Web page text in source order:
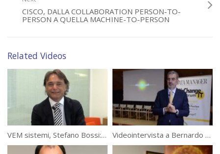
Category:Tavole Rotonde Data Manager
Bernardo Centrone, collaboration Orange Business Services
CISCO, DALLA COLLABORATION PERSON-TO-
PERSON A QUELLA MACHINE-TO-PERSON
Related Videos
VEM sistemi, Stefano Bossi: Come trasformare l ‘ ufficio in un hub Videointervista a Bernardo Centrone, Orange Business Services